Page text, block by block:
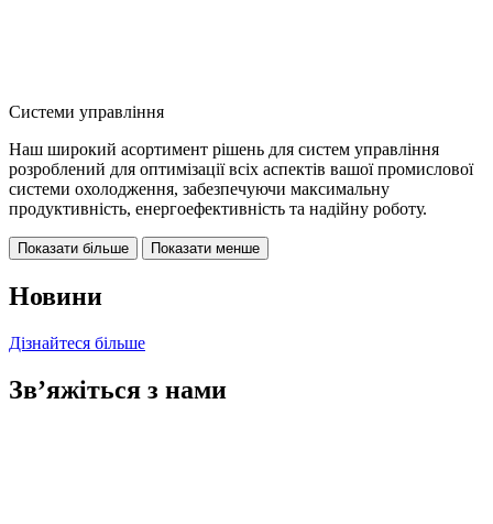
Системи управління
Наш широкий асортимент рішень для систем управління
розроблений для оптимізації всіх аспектів вашої промислової
системи охолодження, забезпечуючи максимальну
продуктивність, енергоефективність та надійну роботу.
Показати більше Показати менше
Новини
Дізнайтеся більше
Зв’яжіться з нами